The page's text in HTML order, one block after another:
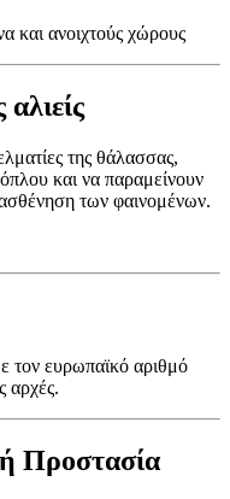
και ανοιχτούς χώρους
της θάλασσας,
και να παραμείνουν
των φαινομένων.
τον ευρωπαϊκό αριθμό
αρχές.
Προστασία